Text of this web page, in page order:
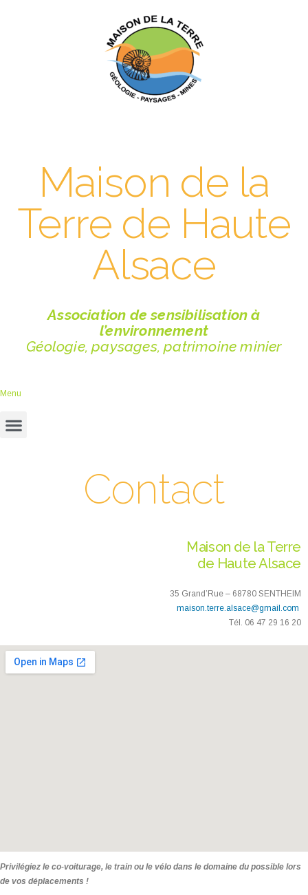
Maison de la
Terre de Haute
Alsace​
Association de sensibilisation à
l’environnement
Géologie, paysages, patrimoine minier
Menu
Contact
Maison de la Terre
de Haute Alsace
35 Grand’Rue – 68780 SENTHEIM
maison.terre.alsace@gmail.com
Tél. 06 47 29 16 20
Privilégiez le co-voiturage, le train ou le vélo dans le domaine du possible lors
de vos déplacements !